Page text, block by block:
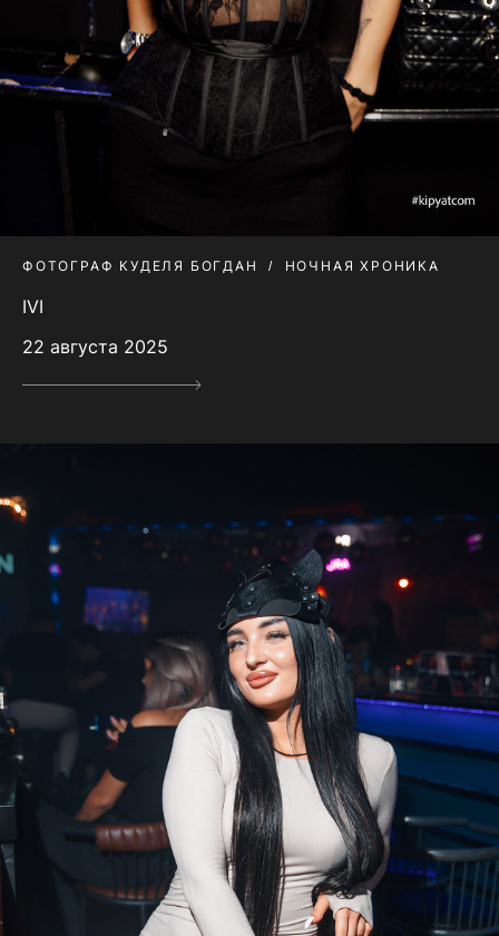
ФОТОГРАФ КУДЕЛЯ БОГДАН НОЧНАЯ ХРОНИКА
IVI
22 августа 2025